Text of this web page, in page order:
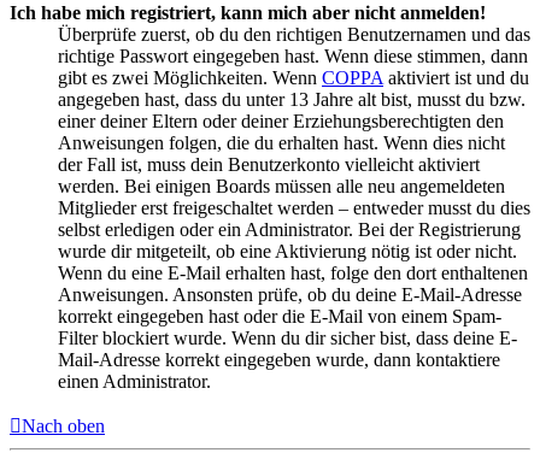
Ich habe mich registriert, kann mich aber nicht anmelden!
Überprüfe zuerst, ob du den richtigen Benutzernamen und das
richtige Passwort eingegeben hast. Wenn diese stimmen, dann
gibt es zwei Möglichkeiten. Wenn COPPA aktiviert ist und du
angegeben hast, dass du unter 13 Jahre alt bist, musst du bzw.
einer deiner Eltern oder deiner Erziehungsberechtigten den
Anweisungen folgen, die du erhalten hast. Wenn dies nicht
der Fall ist, muss dein Benutzerkonto vielleicht aktiviert
werden. Bei einigen Boards müssen alle neu angemeldeten
Mitglieder erst freigeschaltet werden – entweder musst du dies
selbst erledigen oder ein Administrator. Bei der Registrierung
wurde dir mitgeteilt, ob eine Aktivierung nötig ist oder nicht.
Wenn du eine E-Mail erhalten hast, folge den dort enthaltenen
Anweisungen. Ansonsten prüfe, ob du deine E-Mail-Adresse
korrekt eingegeben hast oder die E-Mail von einem Spam-
Filter blockiert wurde. Wenn du dir sicher bist, dass deine E-
Mail-Adresse korrekt eingegeben wurde, dann kontaktiere
einen Administrator.
Nach oben